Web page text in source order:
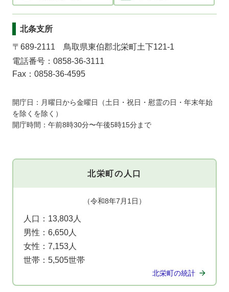
北条支所
〒689-2111 鳥取県東伯郡北栄町土下121-1
電話番号：0858-36-3111
Fax：0858-36-4595
開庁日：月曜日から金曜日（土日・祝日・慰霊の日・年末年始
を除くを除く）
開庁時間：午前8時30分〜午後5時15分まで
北栄町の人口
（令和8年7月1日）
人口： 13,803人
男性： 6,650人
女性： 7,153人
世帯： 5,505世帯
北栄町の統計